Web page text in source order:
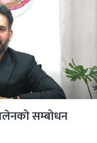
सम्बोधन